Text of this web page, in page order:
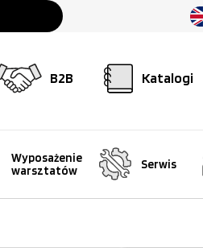
B2B Katalogi
Wyposażenie
warsztatów
Serwis